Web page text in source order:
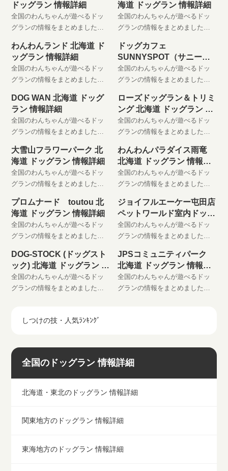
ドッグラン 情報詳細
全国のわんちゃんが遊べるドッ
グランの情報をまとめました。
ごしください。 是非、お気に入
りに登録してください。
海道 ドッグラン 情報詳細
全国のわんちゃんが遊べるドッ
グランの情報をまとめました。
ごしください。 是非、お気に入
りに登録してください。
わんわんランド 北海道 ド
ッグラン 情報詳細
全国のわんちゃんが遊べるドッ
グランの情報をまとめました。
ごしください。 是非、お気に入
りに登録してください。
ドッグカフェ
SUNNYSPOT（サニース
ポット） 北海道 ドッグラ
ン 情報詳細
全国のわんちゃんが遊べるドッ
グランの情報をまとめました。
ごしください。 是非、お気に入
りに登録してください。
DOG WAN 北海道 ドッグ
ラン 情報詳細
全国のわんちゃんが遊べるドッ
グランの情報をまとめました。
ごしください。 是非、お気に入
りに登録してください。
ローズドッグラン＆トリミ
ング 北海道 ドッグラン 情
報詳細
全国のわんちゃんが遊べるドッ
グランの情報をまとめました。
ごしください。 是非、お気に入
りに登録してください。
大雪山フラワーパーク 北
海道 ドッグラン 情報詳細
全国のわんちゃんが遊べるドッ
グランの情報をまとめました。
ごしください。 是非、お気に入
りに登録してください。
わんわんパラダイス雨竜
北海道 ドッグラン 情報詳
細
全国のわんちゃんが遊べるドッ
グランの情報をまとめました。
ごしください。 是非、お気に入
りに登録してください。
プロムナード toutou 北
海道 ドッグラン 情報詳細
全国のわんちゃんが遊べるドッ
グランの情報をまとめました。
ごしください。 是非、お気に入
りに登録してください。
ジョイフルエーケー屯田店
ペットワールド室内ドッグ
ラン
全国のわんちゃんが遊べるドッ
グランの情報をまとめました。
ごしください。 是非、お気に入
りに登録してください。
DOG-STOCK (ドッグスト
ック) 北海道 ドッグラン 情
報詳細
全国のわんちゃんが遊べるドッ
グランの情報をまとめました。
りに登録してください。
JPSコミュニティパーク
北海道 ドッグラン 情報詳
細
全国のわんちゃんが遊べるドッ
グランの情報をまとめました。
しつけの技・人気ﾗﾝｷﾝｸﾞ
全国のドッグラン 情報詳細
北海道・東北のドッグラン 情報詳細
関東地方のドッグラン 情報詳細
東海地方のドッグラン 情報詳細